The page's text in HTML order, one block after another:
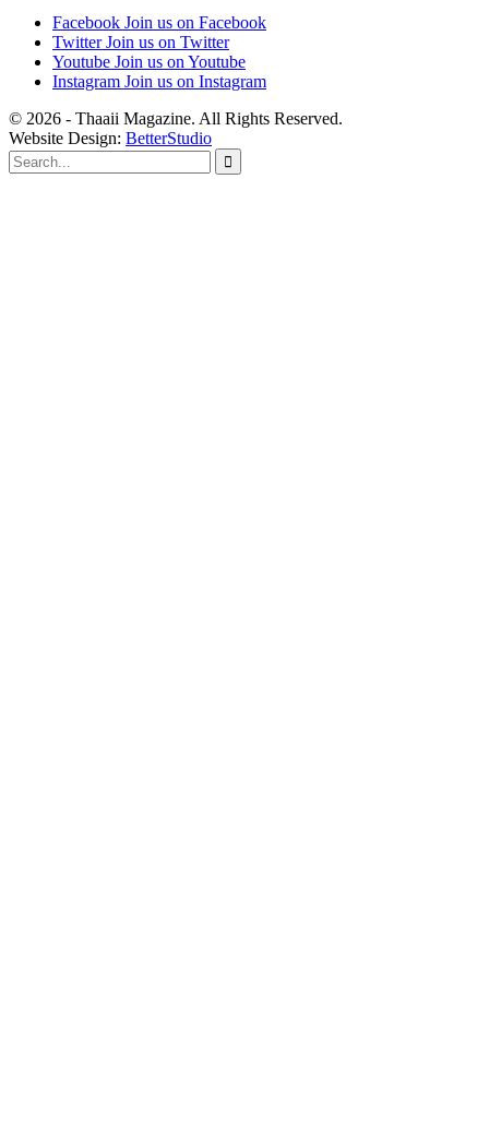
Facebook Join us on Facebook
Twitter Join us on Twitter
Youtube Join us on Youtube
Instagram Join us on Instagram
© 2026 - Thaaii Magazine. All Rights Reserved.
Website Design: BetterStudio